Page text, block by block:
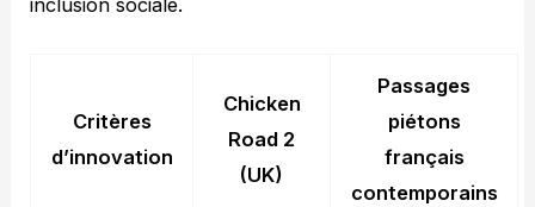
inclusion sociale.
Critères
d’innovation
Chicken
Road 2
(UK)
Passages
piétons
français
contemporains